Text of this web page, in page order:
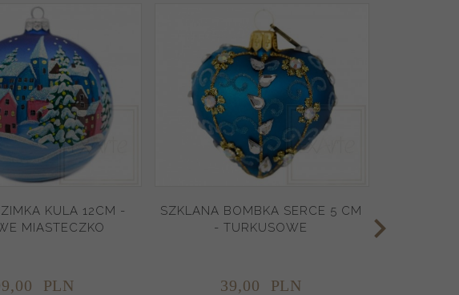
KULA 12CM -
MIASTECZKO
00 PLN
SZKLANA BOMBKA SERCE 5 CM
- TURKUSOWE
39,00 PLN